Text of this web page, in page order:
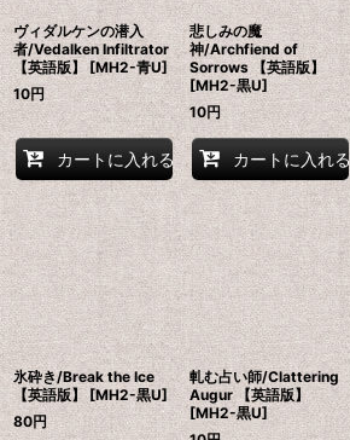
ヴィダルケンの潜入
者/Vedalken Infiltrator
【英語版】 [MH2-青U]
10円
カートに入れる
悲しみの魔
神/Archfiend of
Sorrows 【英語版】
[MH2-黒U]
10円
カートに入れる
氷砕き/Break the Ice
【英語版】 [MH2-黒U]
80円
軋む占い師/Clattering
Augur 【英語版】
[MH2-黒U]